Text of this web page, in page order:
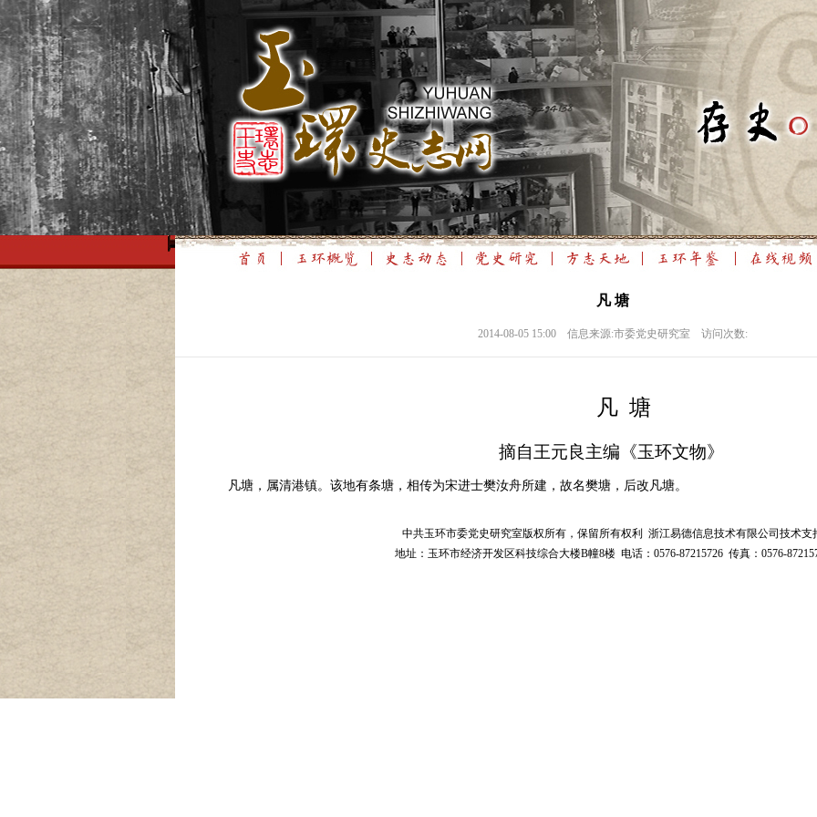
凡 塘
2014-08-05 15:00 信息来源:市委党史研究室 访问次数:
凡 塘
摘自王元良主编《玉环文物》
凡塘，属清港镇。该地有条塘，相传为宋进士樊汝舟所建，故名樊塘，后改凡塘。
中共玉环市委党史研究室版权所有，保留所有权利 浙江易德信息技术有限公司技术支
地址：玉环市经济开发区科技综合大楼B幢8楼 电话：0576-87215726 传真：0576-